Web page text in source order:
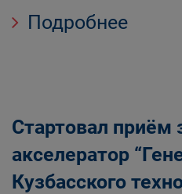
Подробнее
Стартовал приём
акселератор
Кузбасского